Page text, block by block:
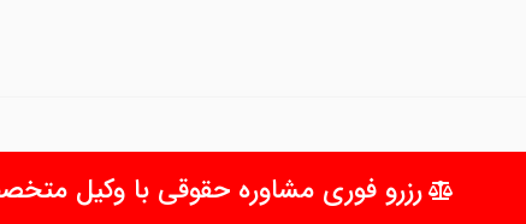
رزرو فوری مشاوره حقوقی با وکیل